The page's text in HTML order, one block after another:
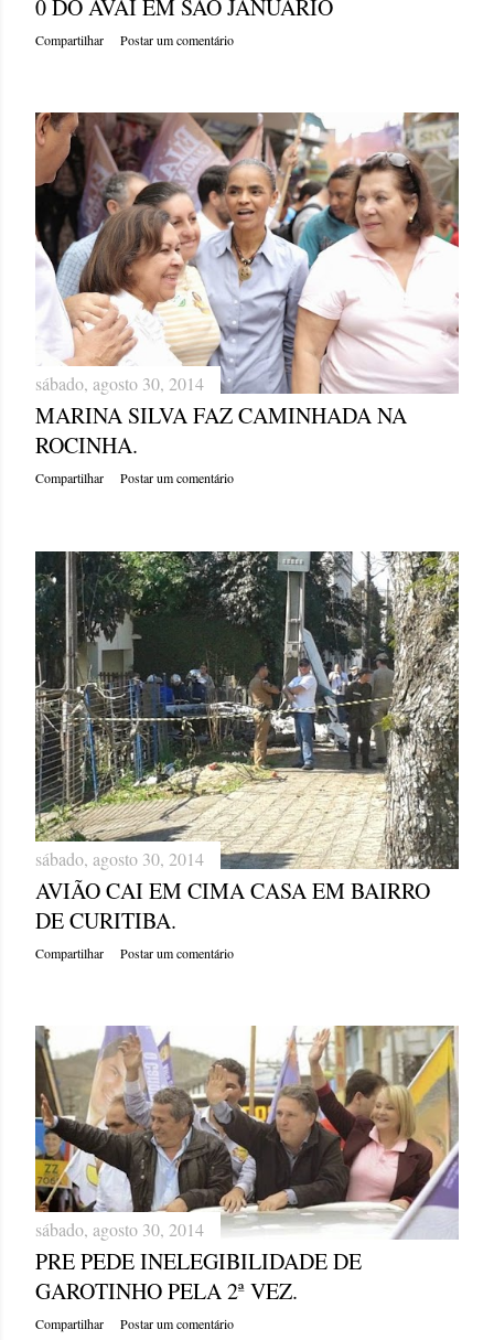
0 DO AVAÍ EM SÃO JANUÁRIO
Compartilhar Postar um comentário
sábado, agosto 30, 2014
MARINA SILVA FAZ CAMINHADA NA
ROCINHA.
Compartilhar Postar um comentário
sábado, agosto 30, 2014
AVIÃO CAI EM CIMA CASA EM BAIRRO
DE CURITIBA.
Compartilhar Postar um comentário
sábado, agosto 30, 2014
PRE PEDE INELEGIBILIDADE DE
GAROTINHO PELA 2ª VEZ.
Compartilhar Postar um comentário